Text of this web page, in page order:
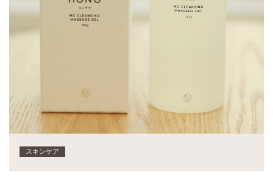
スキンケア